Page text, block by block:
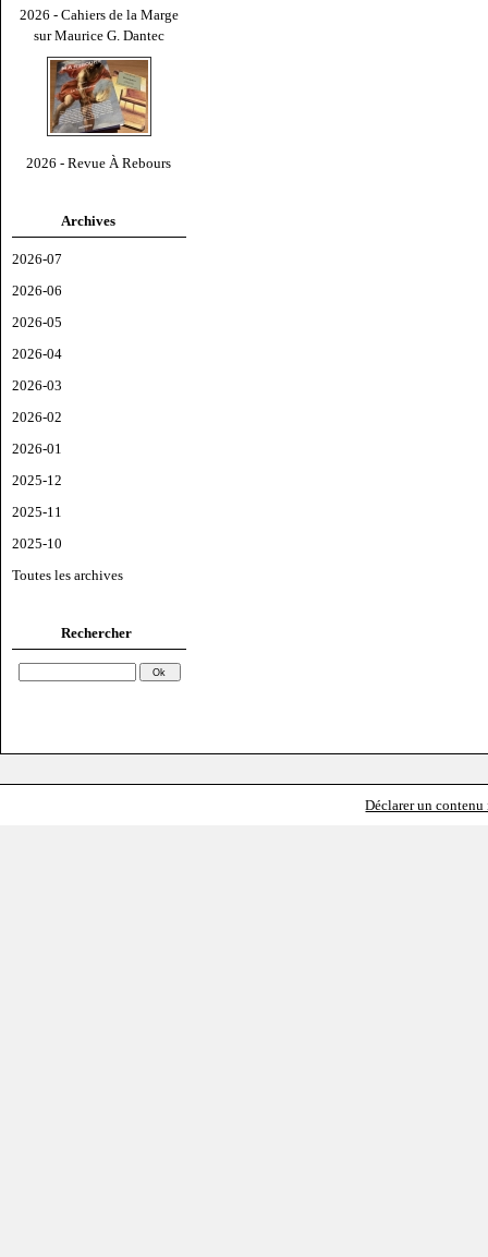
2026 - Cahiers de la Marge
sur Maurice G. Dantec
2026 - Revue À Rebours
Archives
2026-07
2026-06
2026-05
2026-04
2026-03
2026-02
2026-01
2025-12
2025-11
2025-10
Toutes les archives
Rechercher
Déclarer un